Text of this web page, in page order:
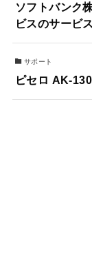
ソフトバンク
ビスのサービ
サポート
ピセロ AK-